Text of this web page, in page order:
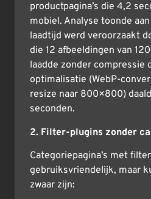
productpagina’s die 4,2
mobiel. Analyse toonde
laadtijd werd veroorzaakt
die 12 afbeeldingen van
laadde zonder compressie
optimalisatie (WebP-
resize naar 800×800)
seconden.
2. Filter-plugins zonder
Categoriepagina’s met
gebruiksvriendelijk, maar
zwaar zijn: